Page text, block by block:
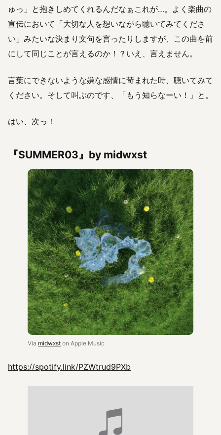
ゅっ」と抱きしめてくれるんだなぁこれが…。よく楽曲の
宣伝において「大切な人を想いながら聴いてみてくださ
い」みたいな決まり文句を言ったりしますが、この曲を前
にして同じことが言えるのか！？いえ、言えません。
言葉にできないような嫌な感情に苛まれた時、聴いてみて
ください。そして叫ぶのです、「もう知らなーい！」と。
はい、次っ！
『SUMMER03』by midwxst
Via midwxst on Apple Music
https://spotify.link/PZWtrud9PXb